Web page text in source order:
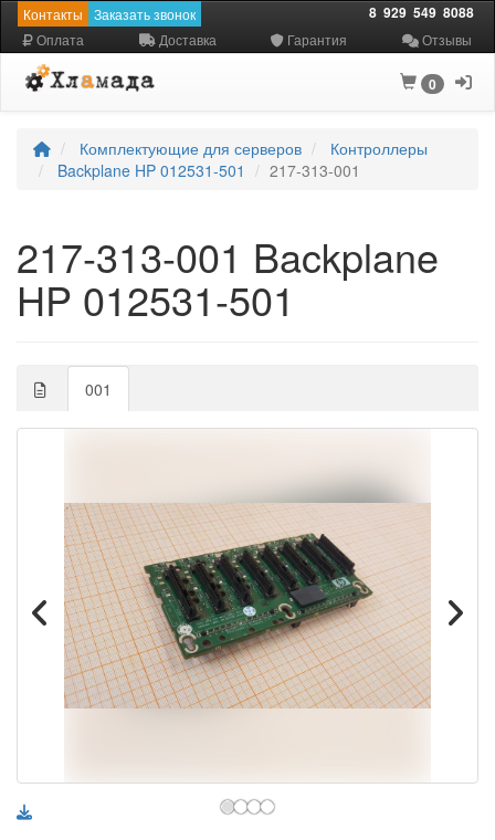
Контакты Заказать звонок 8 929 549 8088
Оплата Доставка Гарантия Отзывы
0
Комплектующие для серверов
Контроллеры
Backplane HP 012531-501
217-313-001
217-313-001 Backplane
HP 012531-501
001